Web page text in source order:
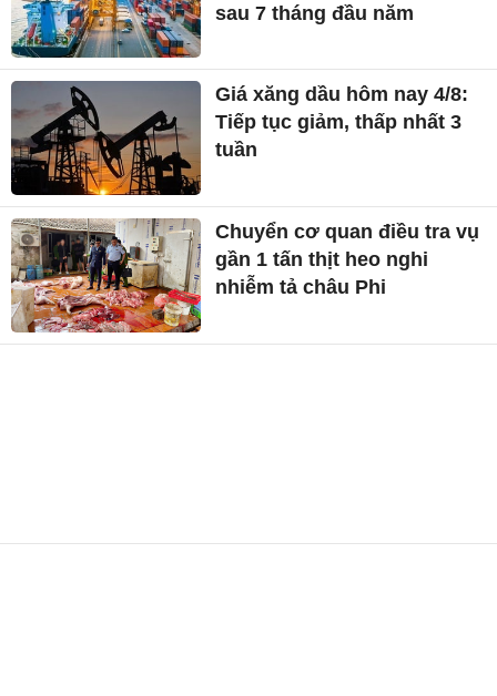
sau 7 tháng đầu năm
Giá xăng dầu hôm nay 4/8:
Tiếp tục giảm, thấp nhất 3
tuần
Chuyển cơ quan điều tra vụ
gần 1 tấn thịt heo nghi
nhiễm tả châu Phi